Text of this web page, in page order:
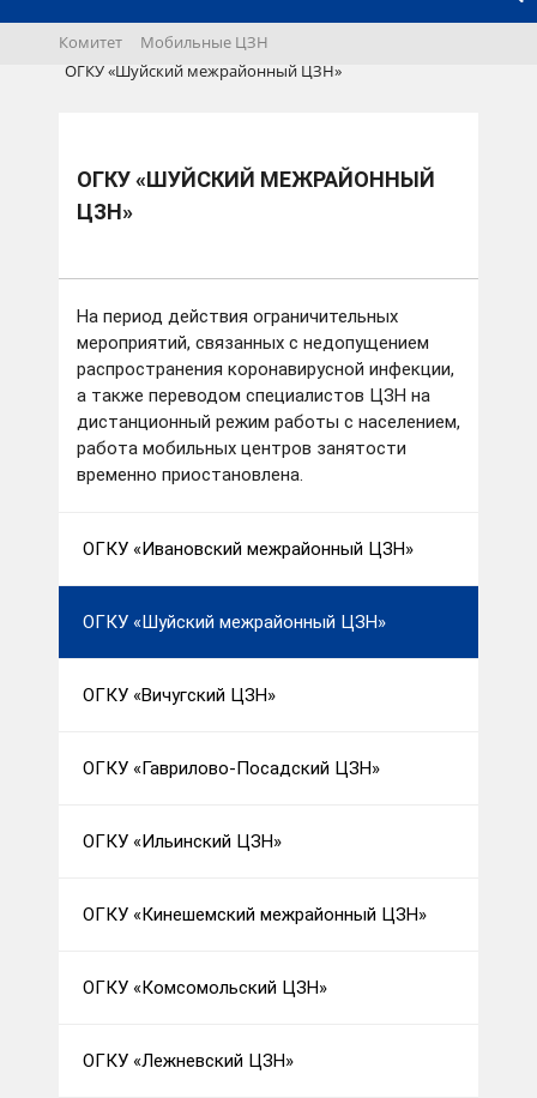
Комитет
Мобильные ЦЗН
ОГКУ «Шуйский межрайонный ЦЗН»
ОГКУ «ШУЙСКИЙ МЕЖРАЙОННЫЙ
ЦЗН»
На период действия ограничительных
мероприятий, связанных с недопущением
распространения коронавирусной инфекции,
а также переводом специалистов ЦЗН на
дистанционный режим работы с населением,
работа мобильных центров занятости
временно приостановлена.
ОГКУ «Ивановский межрайонный ЦЗН»
ОГКУ «Шуйский межрайонный ЦЗН»
ОГКУ «Вичугский ЦЗН»
ОГКУ «Гаврилово-Посадский ЦЗН»
ОГКУ «Ильинский ЦЗН»
ОГКУ «Кинешемский межрайонный ЦЗН»
ОГКУ «Комсомольский ЦЗН»
ОГКУ «Лежневский ЦЗН»